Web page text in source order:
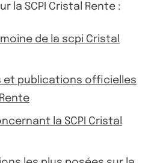
la SCPI Cristal Rente :
de la scpi Cristal
et publications officielles
la SCPI Cristal